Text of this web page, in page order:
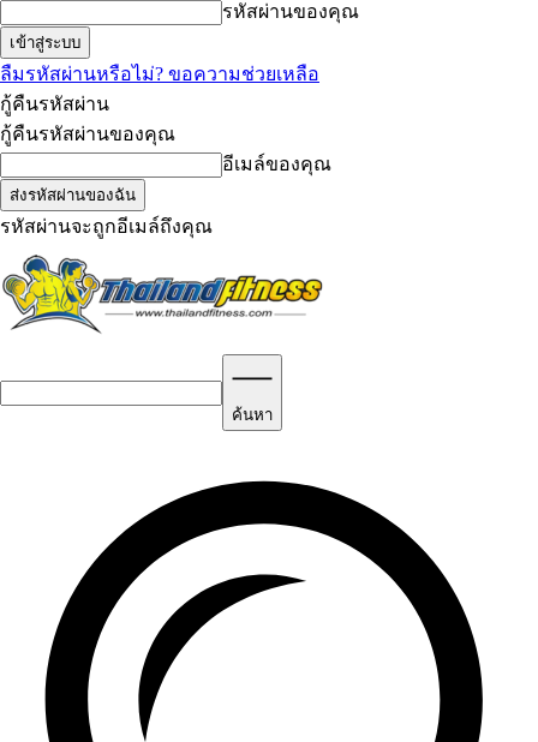
รหัสผ่านของคุณ
ลืมรหัสผ่านหรือไม่? ขอความช่วยเหลือ
กู้คืนรหัสผ่าน
กู้คืนรหัสผ่านของคุณ
อีเมล์ของคุณ
รหัสผ่านจะถูกอีเมล์ถึงคุณ
ค้นหา